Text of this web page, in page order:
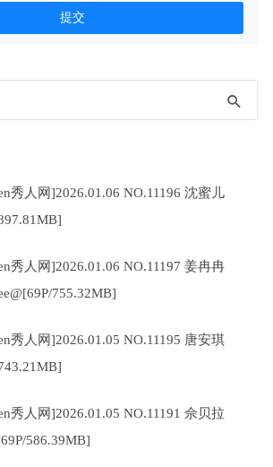
秀人网]2026.01.06 NO.11196 沈蜜儿
秀人网]2026.01.06 NO.11197 姜冉冉
755.32MB]
秀人网]2026.01.05 NO.11195 唐安琪
秀人网]2026.01.05 NO.11191 佘贝拉
586.39MB]